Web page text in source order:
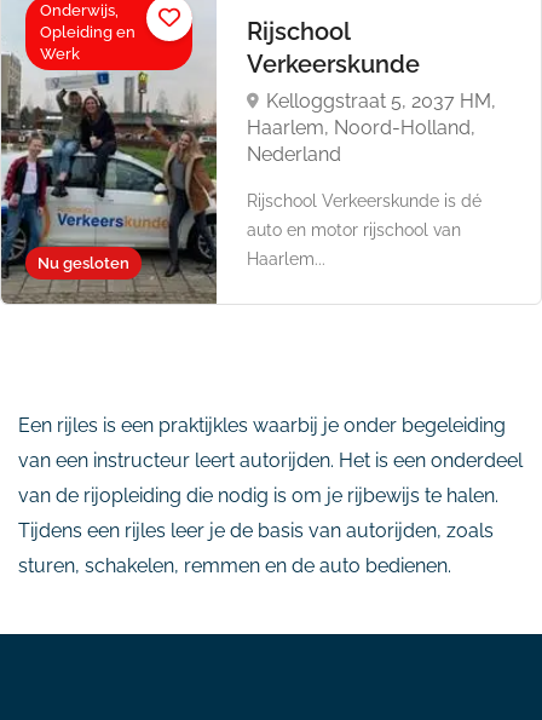
Nu gesloten
Onderwijs,
Opleiding en
Werk
Rijschool
Verkeerskunde
Kelloggstraat 5, 2037 HM,
Haarlem, Noord-Holland,
Nederland
Rijschool Verkeerskunde is dé
auto en motor rijschool van
Haarlem...
Een rijles is een praktijkles waarbij je onder begeleiding
van een instructeur leert autorijden. Het is een onderdeel
van de rijopleiding die nodig is om je rijbewijs te halen.
Tijdens een rijles leer je de basis van autorijden, zoals
sturen, schakelen, remmen en de auto bedienen.